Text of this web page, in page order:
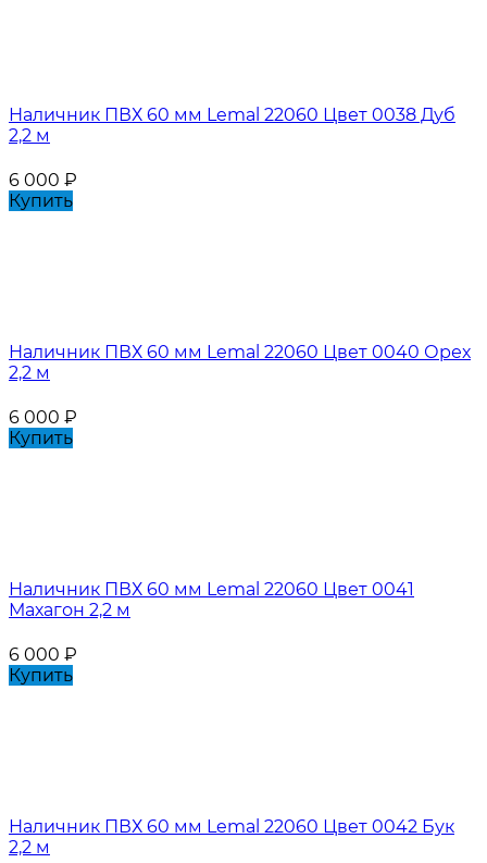
Наличник ПВХ 60 мм Lemal 22060 Цвет 0038 Дуб
2,2 м
6 000 ₽
Купить
Наличник ПВХ 60 мм Lemal 22060 Цвет 0040 Орех
2,2 м
6 000 ₽
Купить
Наличник ПВХ 60 мм Lemal 22060 Цвет 0041
Махагон 2,2 м
6 000 ₽
Купить
Наличник ПВХ 60 мм Lemal 22060 Цвет 0042 Бук
2,2 м